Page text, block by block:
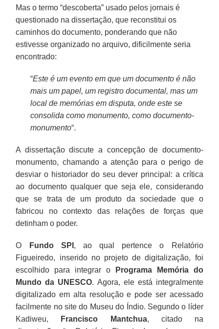
Mas o termo “descoberta” usado pelos jornais é
questionado na dissertação, que reconstitui os
caminhos do documento, ponderando que não
estivesse organizado no arquivo, dificilmente seria
encontrado:
“Este é um evento em que um documento é não
mais um papel, um registro documental, mas um
local de memórias em disputa, onde este se
consolida como monumento, como documento-
monumento“.
A dissertação discute a concepção de documento-
monumento, chamando a atenção para o perigo de
desviar o historiador do seu dever principal: a crítica
ao documento qualquer que seja ele, considerando
que se trata de um produto da sociedade que o
fabricou no contexto das relações de forças que
detinham o poder.
O Fundo SPI , ao qual pertence o Relatório
Figueiredo, inserido no projeto de digitalização, foi
escolhido para integrar o
Programa Memória do
Mundo da UNESCO. Agora, ele está integralmente
digitalizado em alta resolução e pode ser acessado
facilmente no site do Museu do Índio. Segundo o líder
Kadiweu,
Francisco Mantchua, citado na